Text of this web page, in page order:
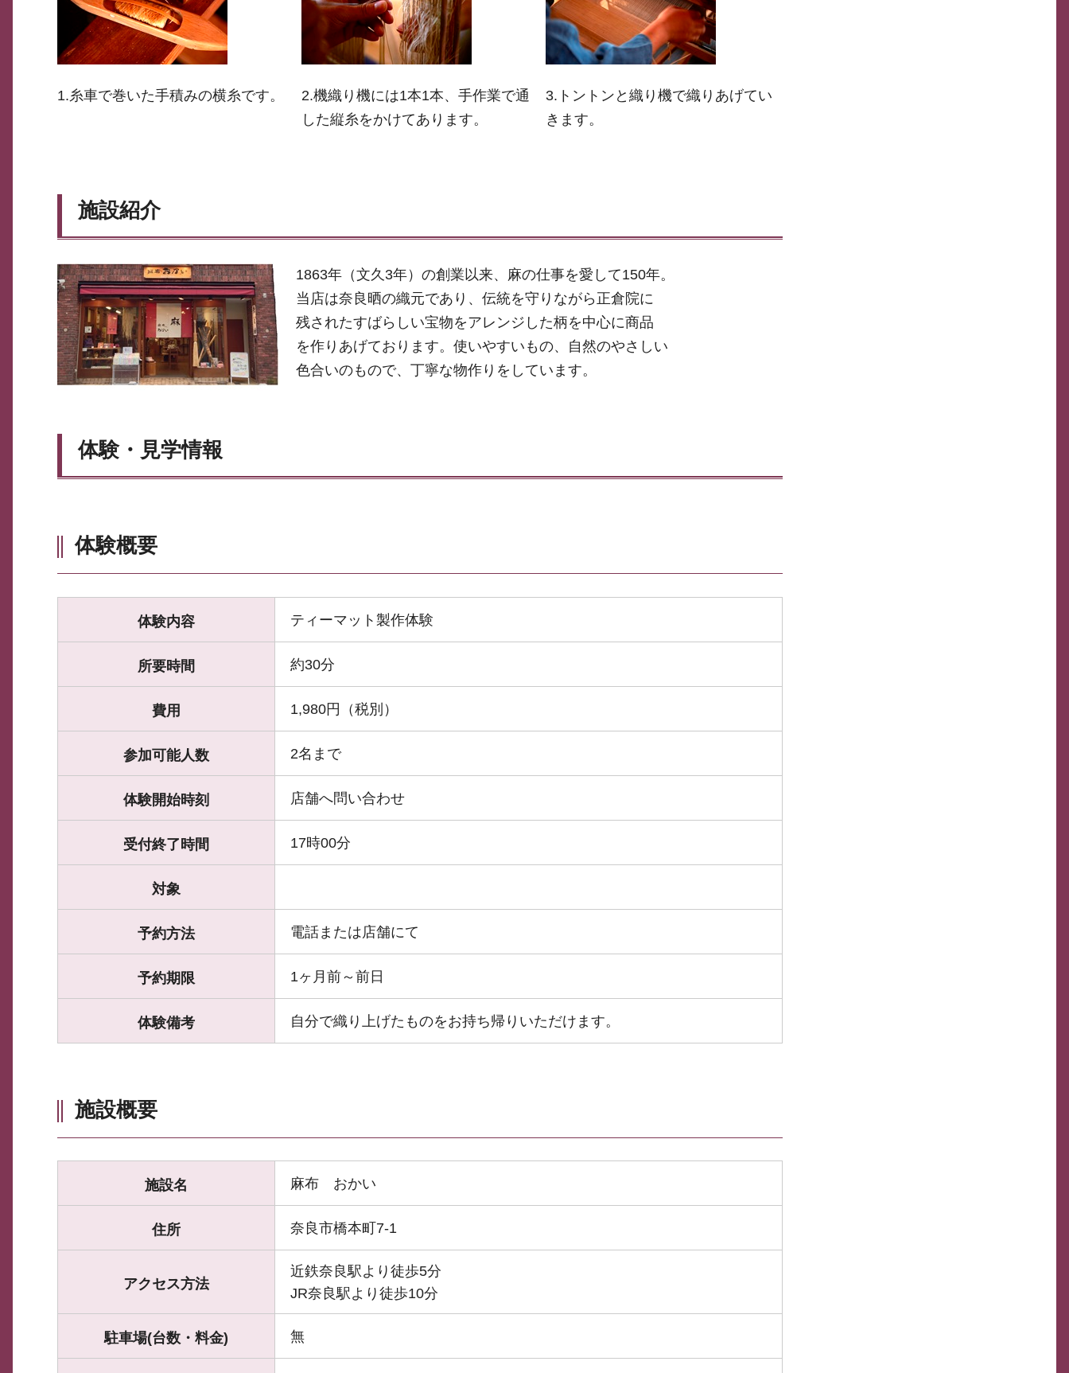
1.糸車で巻いた手積みの横糸です。
2.機織り機には1本1本、手作業で通
した縦糸をかけてあります。
3.トントンと織り機で織りあげてい
きます。
施設紹介
1863年（文久3年）の創業以来、麻の仕事を愛して150年。
当店は奈良晒の織元であり、伝統を守りながら正倉院に
残されたすばらしい宝物をアレンジした柄を中心に商品
を作りあげております。使いやすいもの、自然のやさしい
色合いのもので、丁寧な物作りをしています。
体験・見学情報
体験概要
体験内容 ティーマット製作体験
所要時間 約30分
費用 1,980円（税別）
参加可能人数 2名まで
体験開始時刻 店舗へ問い合わせ
受付終了時間 17時00分
対象
予約方法 電話または店舗にて
予約期限 1ヶ月前～前日
体験備考 自分で織り上げたものをお持ち帰りいただけます。
施設概要
施設名 麻布 おかい
住所 奈良市橋本町7-1
アクセス方法
近鉄奈良駅より徒歩5分
JR奈良駅より徒歩10分
駐車場(台数・料金) 無